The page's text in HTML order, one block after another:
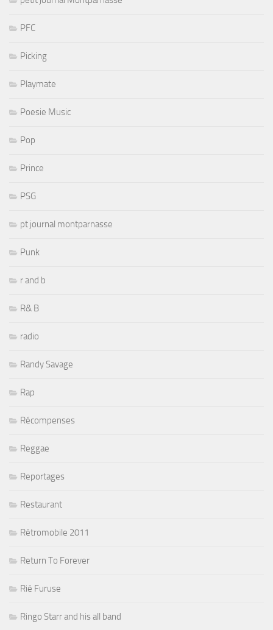
PFC
Picking
Playmate
Poesie Music
Pop
Prince
PSG
pt journal montparnasse
Punk
r and b
R& B
radio
Randy Savage
Rap
Récompenses
Reggae
Reportages
Restaurant
Rétromobile 2011
Return To Forever
Rié Furuse
Ringo Starr and his all band